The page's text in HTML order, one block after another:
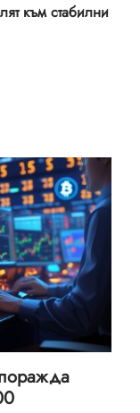
към стабилни